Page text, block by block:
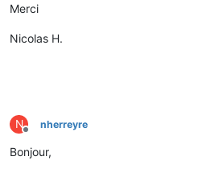
Merci
Nicolas H.
N
Offline
nherreyre
Bonjour,